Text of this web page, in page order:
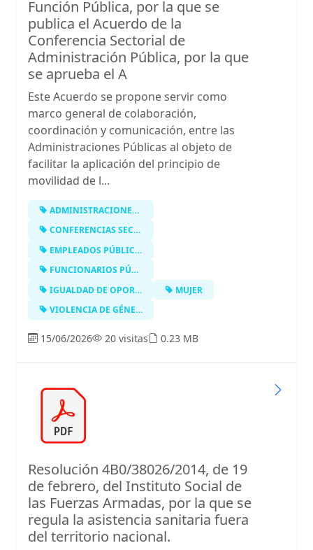
Función Pública, por la que se
publica el Acuerdo de la
Conferencia Sectorial de
Administración Pública, por la que
se aprueba el A
Este Acuerdo se propone servir como
marco general de colaboración,
coordinación y comunicación, entre las
Administraciones Públicas al objeto de
facilitar la aplicación del principio de
movilidad de l...
ADMINISTRACIONES PÚBLICAS
CONFERENCIAS SECTORIALES
EMPLEADOS PÚBLICOS
FUNCIONARIOS PÚBLICOS
IGUALDAD DE OPORTUNIDADES
MUJER
VIOLENCIA DE GÉNERO
15/06/2026 20 visitas 0.23 MB
Resolución 4B0/38026/2014, de 19
de febrero, del Instituto Social de
las Fuerzas Armadas, por la que se
regula la asistencia sanitaria fuera
del territorio nacional.